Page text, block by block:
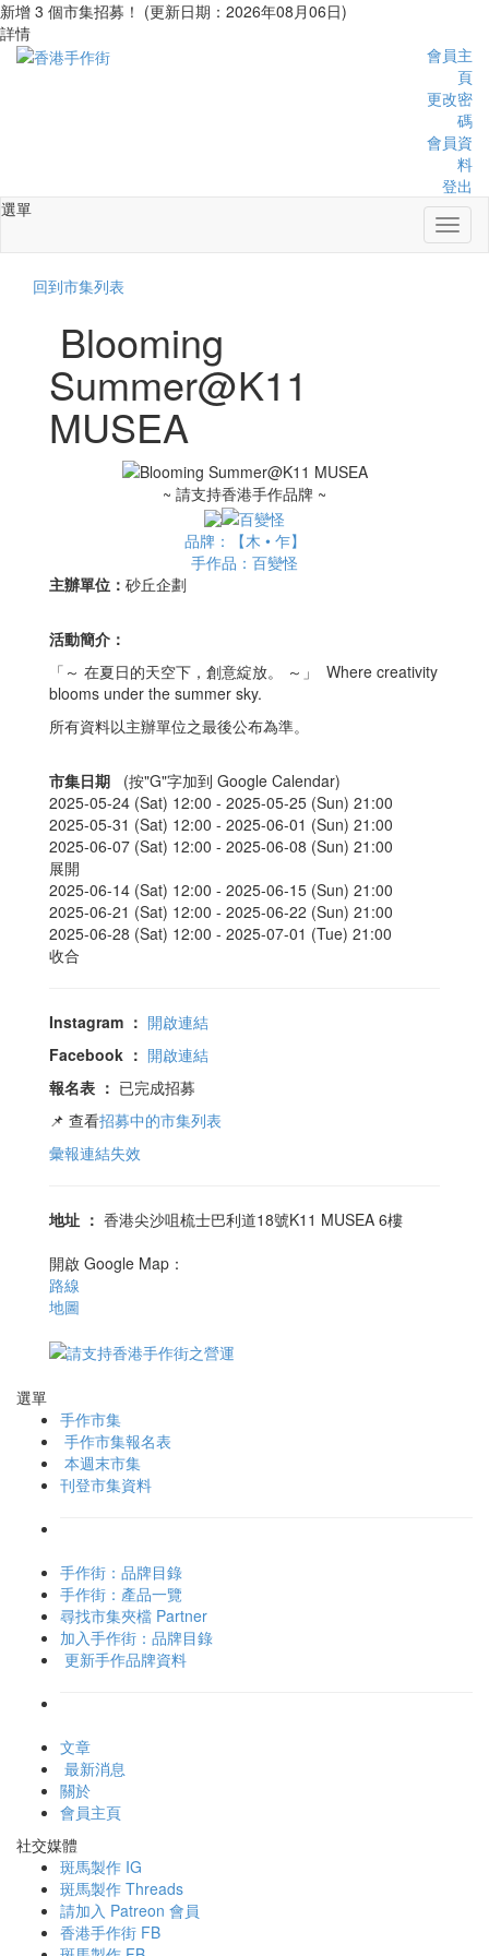
新增 3 個市集招募！ (更新日期：2026年08月06日)
詳情
會員主
頁
更改密
碼
會員資
料
登出
選單
回到市集列表
Blooming
Summer@K11
MUSEA
~ 請支持香港手作品牌 ~
品牌：【木 • 乍】
手作品：百變怪
主辦單位： 砂丘企劃
活動簡介：
「～ 在夏日的天空下，創意綻放。 ～」 Where creativity
blooms under the summer sky.
所有資料以主辦單位之最後公布為準。
市集日期
(按"G"字加到 Google Calendar)
2025-05-24 (Sat) 12:00 - 2025-05-25 (Sun) 21:00
2025-05-31 (Sat) 12:00 - 2025-06-01 (Sun) 21:00
2025-06-07 (Sat) 12:00 - 2025-06-08 (Sun) 21:00
展開
2025-06-14 (Sat) 12:00 - 2025-06-15 (Sun) 21:00
2025-06-21 (Sat) 12:00 - 2025-06-22 (Sun) 21:00
2025-06-28 (Sat) 12:00 - 2025-07-01 (Tue) 21:00
收合
Instagram ： 開啟連結
Facebook ： 開啟連結
報名表 ： 已完成招募
📌 查看招募中的市集列表
彙報連結失效
地址 ： 香港尖沙咀梳士巴利道18號K11 MUSEA 6樓
開啟 Google Map：
路線
地圖
選單
手作市集
手作市集報名表
本週末市集
刊登市集資料
手作街：品牌目錄
手作街：產品一覽
尋找市集夾檔 Partner
加入手作街：品牌目錄
更新手作品牌資料
文章
最新消息
關於
會員主頁
社交媒體
斑馬製作 IG
斑馬製作 Threads
請加入 Patreon 會員
香港手作街 FB